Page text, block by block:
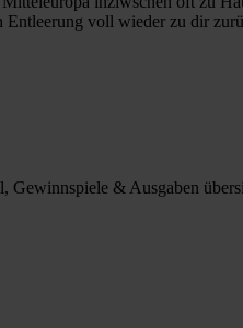
Entleerung voll wieder zu dir
Gewinnspiele & Ausgaben